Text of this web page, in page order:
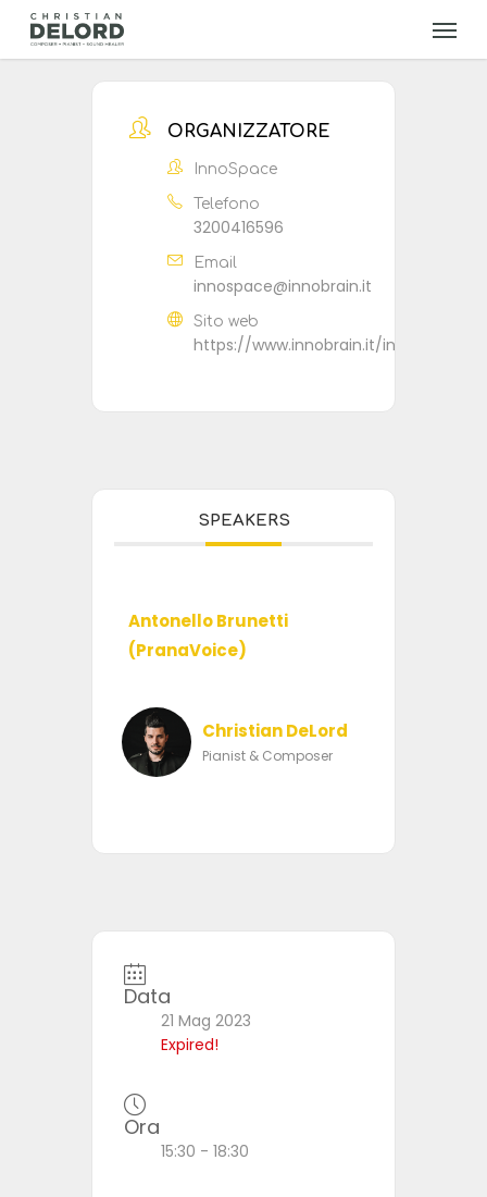
Skip
main
Menu
ORGANIZZATORE
InnoSpace
Telefono
3200416596
Email
innospace@innobrain.it
Sito web
https://www.innobrain.it/innospace
SPEAKERS
Antonello Brunetti
(PranaVoice)
Christian DeLord
Pianist & Composer
Data
21 Mag 2023
Expired!
Ora
15:30 - 18:30